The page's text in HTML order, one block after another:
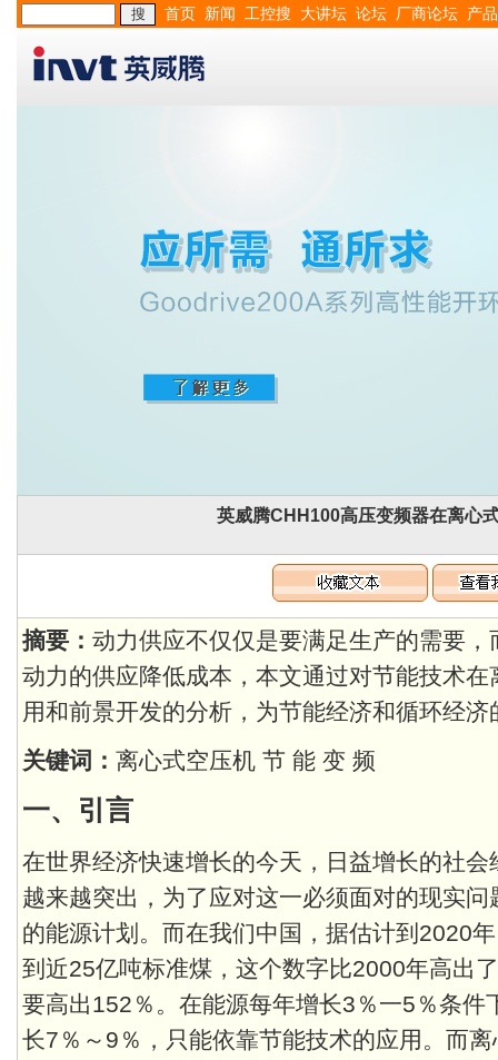
首页 新闻 工控搜 大讲坛 论坛 厂商论坛 产品
英威腾CHH100高压变频器在离心
摘要： 动力供应不仅仅是要满足生产的需要
动力的供应降低成本，本文通过对节能技术
用和前景开发的分析，为节能经济和循环经
关键词： 离心式空压机 节 能 变 频
一、引言
在世界经济快速增长的今天，日益增长的社
越来越突出，为了应对这一必须面对的现实
的能源计划。而在我们中国，据估计到2020
到近25亿吨标准煤，这个数字比2000年高出
要高出152％。在能源每年增长3％一5％条件
长7％～9％，只能依靠节能技术的应用。而